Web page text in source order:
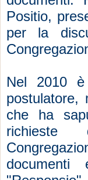
Positio,
per la
Nel 2010
postulatore,
che ha
richieste